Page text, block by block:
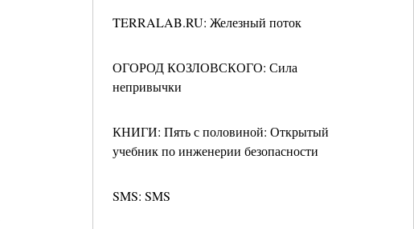
TERRALAB.RU: Железный поток
ОГОРОД КОЗЛОВСКОГО: Сила
непривычки
КНИГИ: Пять с половиной: Открытый
учебник по инженерии безопасности
SMS: SMS